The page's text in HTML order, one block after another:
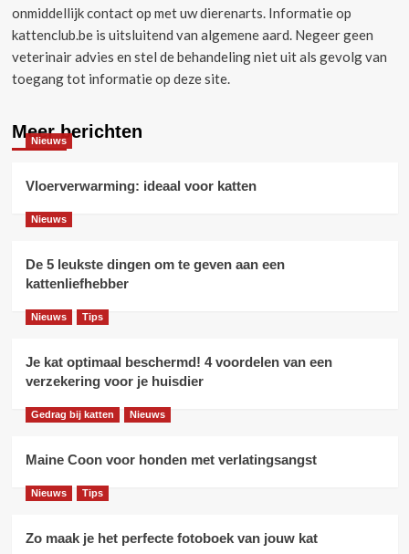
onmiddellijk contact op met uw dierenarts. Informatie op
kattenclub.be is uitsluitend van algemene aard. Negeer geen
veterinair advies en stel de behandeling niet uit als gevolg van
toegang tot informatie op deze site.
Meer berichten
Nieuws
Vloerverwarming: ideaal voor katten
Nieuws
De 5 leukste dingen om te geven aan een
kattenliefhebber
Nieuws Tips
Je kat optimaal beschermd! 4 voordelen van een
verzekering voor je huisdier
Gedrag bij katten Nieuws
Maine Coon voor honden met verlatingsangst
Nieuws Tips
Zo maak je het perfecte fotoboek van jouw kat